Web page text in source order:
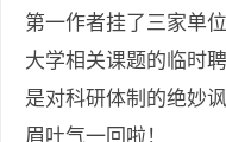
第一作者挂了三家单
大学相关课题的临时
是对科研体制的绝妙
眉吐气一回啦！